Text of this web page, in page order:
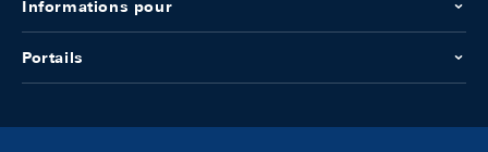
Informations pour
Portails